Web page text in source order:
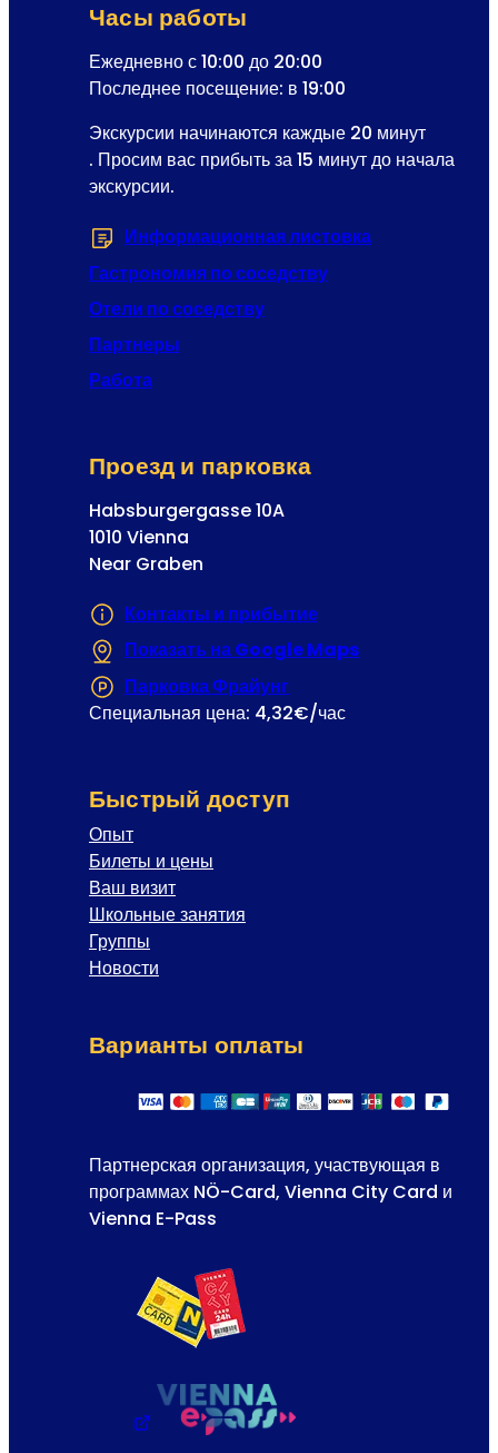
в
р
е
е
н
Часы работы
Ежедневно с 10:00 до 20:00
Последнее посещение: в 19:00
Экскурсии начинаются каждые 20 минут
. Просим вас прибыть за 15 минут до начала
экскурсии.
Информационная листовка
Гастрономия по соседству
Отели по соседству
Партнеры
Работа
Проезд и парковка
Habsburgergasse 10A
1010 Vienna
Near Graben
Контакты и прибытие
Показать на Google Maps
Парковка Фрайунг
Специальная цена: 4,32€/час
Быстрый доступ
Опыт
Билеты и цены
Ваш визит
Школьные занятия
Группы
Новости
Варианты оплаты
Партнерская организация, участвующая в
программах NÖ-Card, Vienna City Card и
Vienna E-Pass